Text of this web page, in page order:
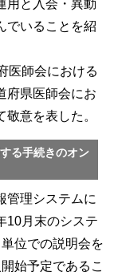
用と入会・異動
でいることを紹
医師会における
府県医師会にお
意を表した。
る手続きのオン
管理システムに
10月末のシステ
位での説明会を
始予定であるこ